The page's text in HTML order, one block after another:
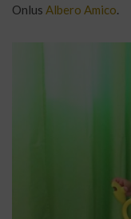
Onlus Albero Amico.